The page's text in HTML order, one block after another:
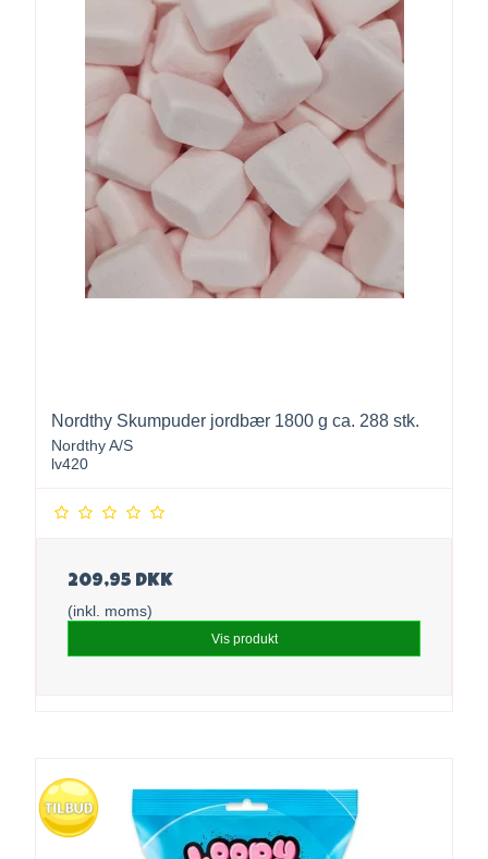
Nordthy Skumpuder jordbær 1800 g ca. 288 stk.
Nordthy A/S
lv420
209,95 DKK
(inkl. moms)
Vis produkt